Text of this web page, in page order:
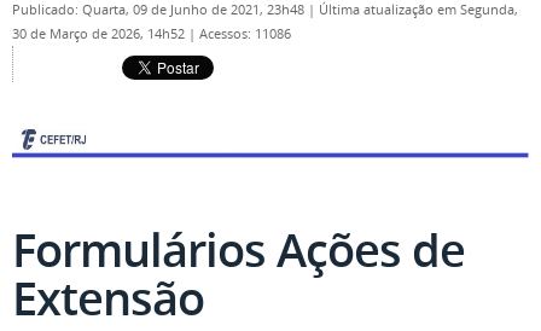
Publicado: Quarta, 09 de Junho de 2021, 23h48 | Última atualização em Segunda,
30 de Março de 2026, 14h52 | Acessos: 11086
Formulários Ações de
Extensão